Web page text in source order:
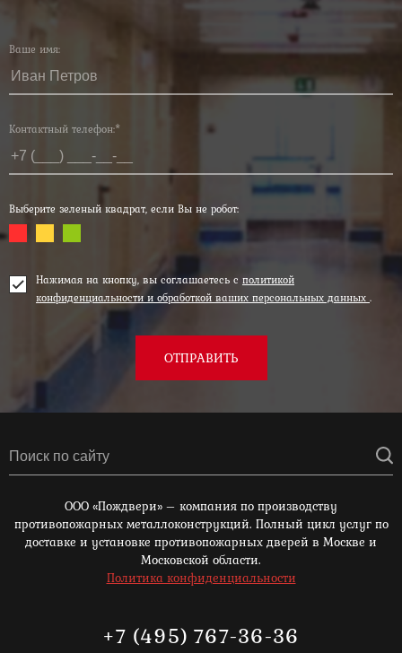
Ваше имя:
Контактный телефон:*
Выберите зеленый квадрат, если Вы не робот:
Нажимая на кнопку, вы соглашаетесь с политикой
конфиденциальности и обработкой ваших персональных данных .
ОТПРАВИТЬ
ООО «Пождвери» – компания по производству
противопожарных металлоконструкций. Полный цикл услуг по
доставке и установке противопожарных дверей в Москве и
Московской области.
Политика конфиденциальности
+7 (495) 767-36-36